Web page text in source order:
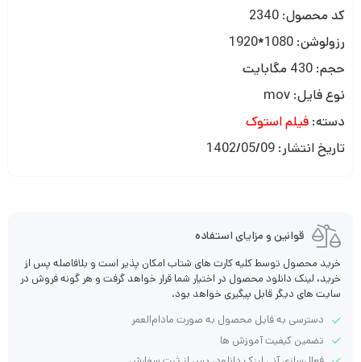
کد محصول: 2340
رزولوشن: 1080*1920
حجم: 430 مگابایت
نوع فایل: mov
دسته: فیلم استوک
تاریخ انتشار: 1402/05/09
قوانین و مزایای استفاده
خرید محصول توسط کلیه کارت های شتاب امکان پذیر است و بلافاصله پس از
خرید، لینک دانلود محصول در اختیار شما قرار خواهد گرفت و هر گونه فروش در
سایت های دیگر قابل پیگیری خواهد بود.
دسترسی به فایل محصول به صورت مادام‌العمر
تضمین کیفیت آموزش ها